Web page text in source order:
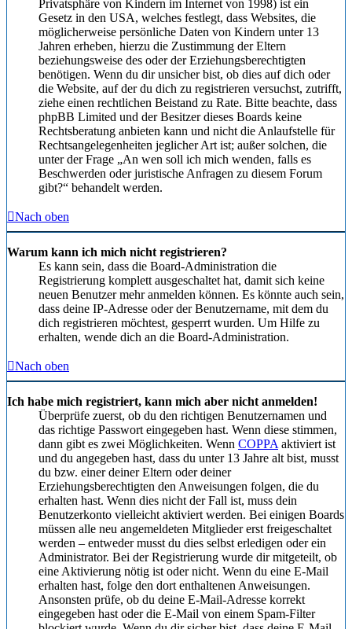
Privatsphäre von Kindern im Internet von 1998) ist ein
Gesetz in den USA, welches festlegt, dass Websites, die
möglicherweise persönliche Daten von Kindern unter 13
Jahren erheben, hierzu die Zustimmung der Eltern
beziehungsweise des oder der Erziehungsberechtigten
benötigen. Wenn du dir unsicher bist, ob dies auf dich oder
die Website, auf der du dich zu registrieren versuchst, zutrifft,
ziehe einen rechtlichen Beistand zu Rate. Bitte beachte, dass
phpBB Limited und der Besitzer dieses Boards keine
Rechtsberatung anbieten kann und nicht die Anlaufstelle für
Rechtsangelegenheiten jeglicher Art ist; außer solchen, die
unter der Frage „An wen soll ich mich wenden, falls es
Beschwerden oder juristische Anfragen zu diesem Forum
gibt?“ behandelt werden.
Nach oben
Warum kann ich mich nicht registrieren?
Es kann sein, dass die Board-Administration die
Registrierung komplett ausgeschaltet hat, damit sich keine
neuen Benutzer mehr anmelden können. Es könnte auch sein,
dass deine IP-Adresse oder der Benutzername, mit dem du
dich registrieren möchtest, gesperrt wurden. Um Hilfe zu
erhalten, wende dich an die Board-Administration.
Nach oben
Ich habe mich registriert, kann mich aber nicht anmelden!
Überprüfe zuerst, ob du den richtigen Benutzernamen und
das richtige Passwort eingegeben hast. Wenn diese stimmen,
dann gibt es zwei Möglichkeiten. Wenn COPPA aktiviert ist
und du angegeben hast, dass du unter 13 Jahre alt bist, musst
du bzw. einer deiner Eltern oder deiner
Erziehungsberechtigten den Anweisungen folgen, die du
erhalten hast. Wenn dies nicht der Fall ist, muss dein
Benutzerkonto vielleicht aktiviert werden. Bei einigen Boards
müssen alle neu angemeldeten Mitglieder erst freigeschaltet
werden – entweder musst du dies selbst erledigen oder ein
Administrator. Bei der Registrierung wurde dir mitgeteilt, ob
eine Aktivierung nötig ist oder nicht. Wenn du eine E-Mail
erhalten hast, folge den dort enthaltenen Anweisungen.
Ansonsten prüfe, ob du deine E-Mail-Adresse korrekt
eingegeben hast oder die E-Mail von einem Spam-Filter